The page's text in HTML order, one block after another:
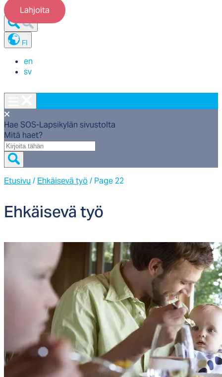
Lahjoita
FI
en
sv
Hae SOS-Lapsikylän sivustolta
Mitä haet?
Mitä
haet?
Etusivu / Ehkäisevä työ/ Page 22
Eh­käi­se­vä työ